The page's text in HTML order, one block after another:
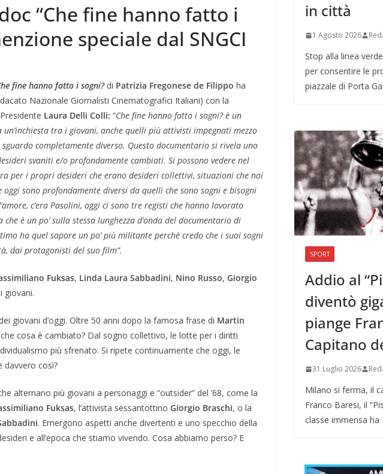
“Che fine hanno fatto i
speciale dal SNGCI
fine hanno fatto i sogni?di Patrizia Fregonese de Filippo ha
Nazionale Giornalisti Cinematografici Italiani) con la
Laura Delli Colli: “Che fine hanno fatto i sogni? è un
tra i giovani, anche quelli più attivisti impegnati mezzo
completamente diverso. Questo documentario si rivela uno
svaniti e/o profondamente cambiati. Si possono vedere nel
per i propri desideri che erano desideri collettivi, situazioni che noi
sono profondamente diversi da quelli che sono sogni e bisogni
c’era Pasolini, oggi ci sono tre registi che hanno lavorato
è un po’ sulla stessa lunghezza d’onda del documentario di
ha quel sapore un po’ più militante perchè credo che i suoi sogni
dai protagonisti del suo film”.
Fuksas, Linda Laura Sabbadini, Nino Russo, Giorgio
giovani.
giovani d’oggi. Oltre 50 anni dopo la famosa frase di Martin
cosa è cambiato? Dal sogno collettivo, le lotte per i diritti
più sfrenato. Si ripete continuamente che oggi, le
davvero così?
alternano più giovani a personaggi e “outsider” del ’68, come la
Fuksas, l’attivista sessantottino Giorgio Braschi, o la
. Emergono aspetti anche divertenti e uno specchio della
e all’epoca che stiamo vivendo. Cosa abbiamo perso? E
in città
1 Agosto 2026
Stop alla linea
per consentire le
piazzale di Porta
SPORT
Addio al
diventò
piange
Capitano
31 Luglio 2026
Milano si ferma, il
Franco Baresi, il
classe immensa ha